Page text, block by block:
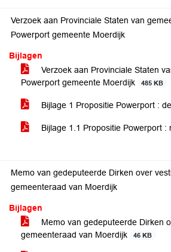
Verzoek aan Provinciale Staten van
Powerport gemeente Moerdijk
Bijlagen
Verzoek aan Provinciale Staten
Powerport gemeente Moerdijk
485 KB
Bijlage 1 Propositie Powerport :
Bijlage 1.1 Propositie Powerport
Memo van gedeputeerde Dirken over
gemeenteraad van Moerdijk
Bijlagen
Memo van gedeputeerde Dirken
gemeenteraad van Moerdijk
46 KB